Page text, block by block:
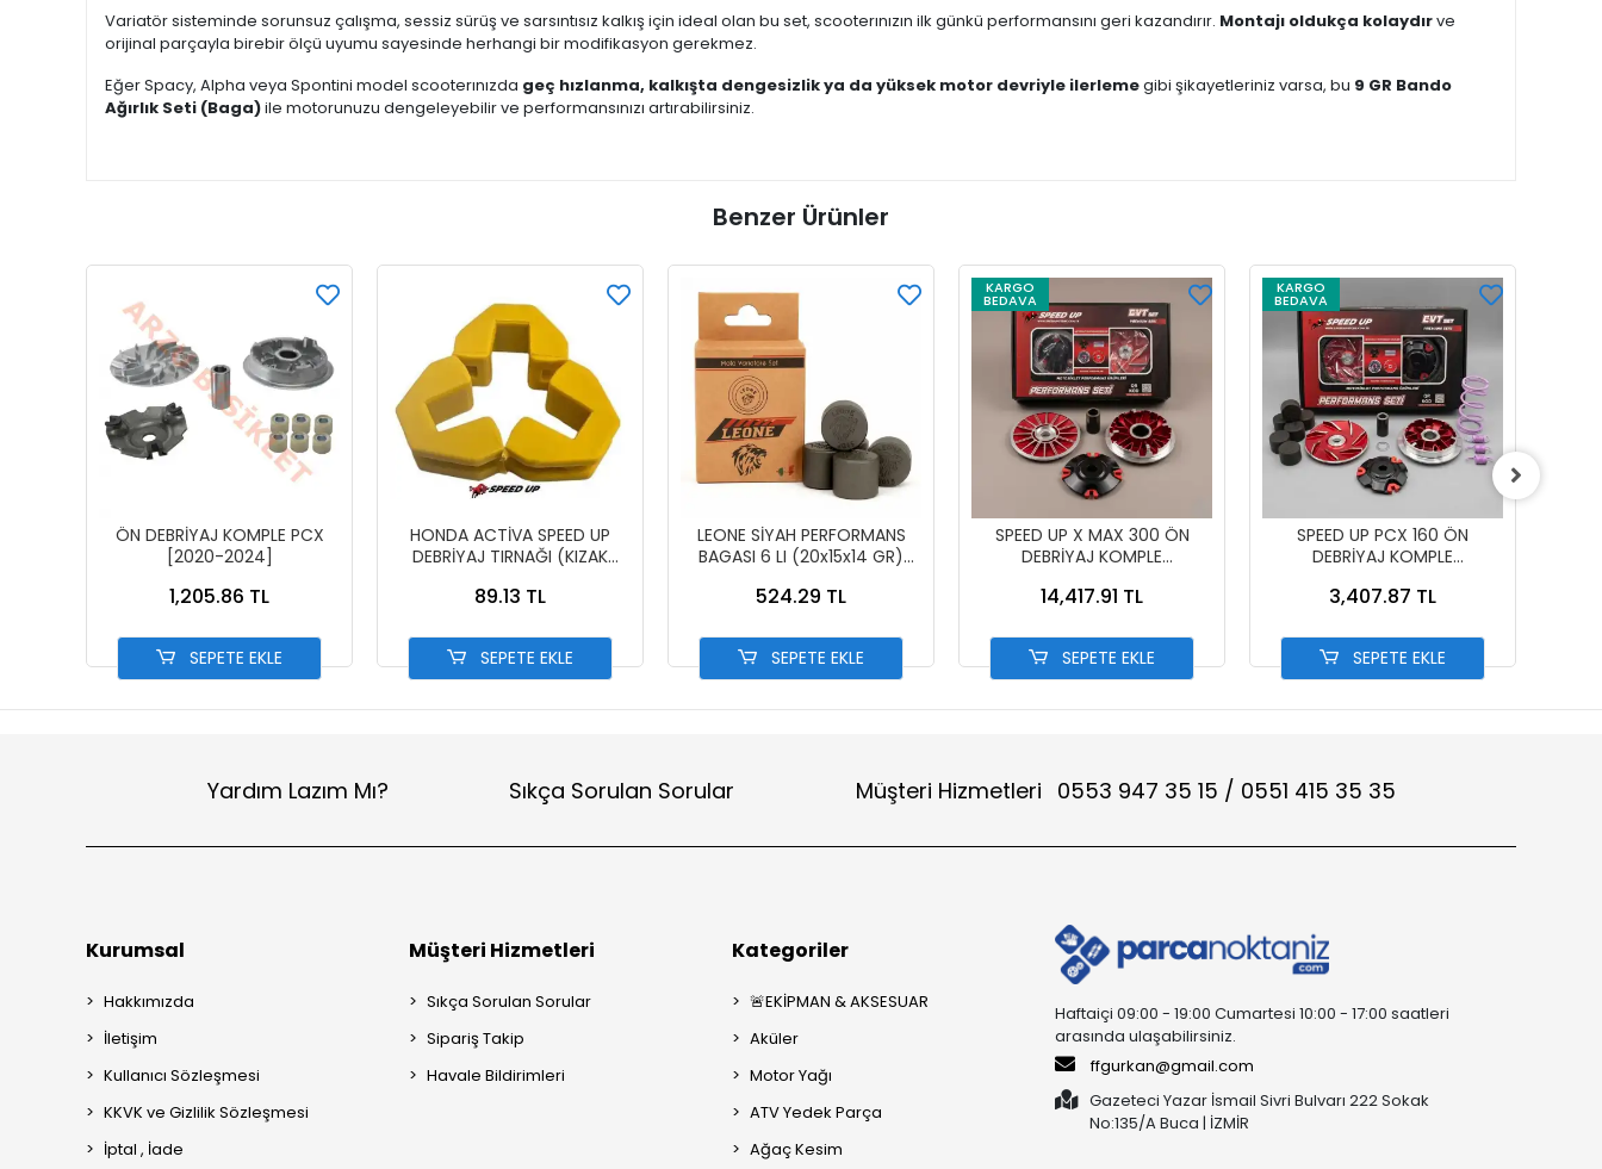
Variatör sisteminde sorunsuz çalışma, sessiz sürüş ve sarsıntısız kalkış için ideal olan bu set, scooterınızın ilk günkü performansını geri kazandırır. Montajı oldukça kolaydırve
orijinal parçayla birebir ölçü uyumu sayesinde herhangi bir modifikasyon gerekmez.
Eğer Spacy, Alpha veya Spontini model scooterınızda geç hızlanma, kalkışta dengesizlik ya da yüksek motor devriyle ilerlemegibi şikayetleriniz varsa, bu 9 GR Bando
Ağırlık Seti (Baga)ile motorunuzu dengeleyebilir ve performansınızı artırabilirsiniz.
Benzer Ürünler
ÖN DEBRİYAJ KOMPLE PCX
[2020-2024]
1,205.86 TL
SEPETE EKLE
HONDA ACTİVA SPEED UP
DEBRİYAJ TIRNAĞI (KIZAK
89.13 TL
SEPETE EKLE
LEONE SİYAH PERFORMANS
BAGASI 6 LI (20x15x14 GR)
JÜPİTER 125-ACT 125
524.29 TL
SEPETE EKLE
KARGO
BEDAVA
SPEED UP X MAX 300 ÖN
DEBRİYAJ KOMPLE
14,417.91 TL
SEPETE EKLE
KARGO
BEDAVA
SPEED UP PCX 160 ÖN
DEBRİYAJ KOMPLE
3,407.87 TL
SEPETE EKLE
Yardım Lazım Mı? Sıkça Sorulan Sorular Müşteri Hizmetleri 0553 947 35 15 / 0551 415 35 35
Kurumsal
Hakkımızda
İletişim
Kullanıcı Sözleşmesi
KKVK ve Gizlilik Sözleşmesi
İptal , İade
Müşteri Hizmetleri
Sıkça Sorulan Sorular
Sipariş Takip
Havale Bildirimleri
Kategoriler
🚨EKİPMAN & AKSESUAR
Aküler
Motor Yağı
ATV Yedek Parça
Ağaç Kesim
Haftaiçi 09:00 - 19:00 Cumartesi 10:00 - 17:00 saatleri
arasında ulaşabilirsiniz.
ffgurkan@gmail.com
Gazeteci Yazar İsmail Sivri Bulvarı 222 Sokak
No:135/A Buca | İZMİR